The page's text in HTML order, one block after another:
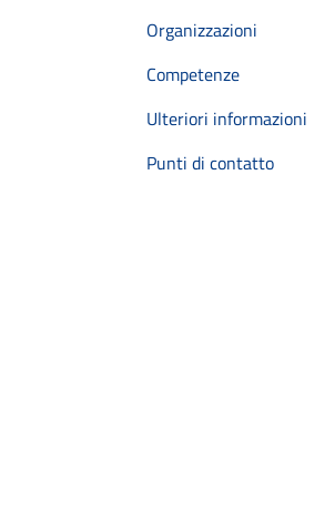
Organizzazioni
Competenze
Ulteriori informazioni
Punti di contatto